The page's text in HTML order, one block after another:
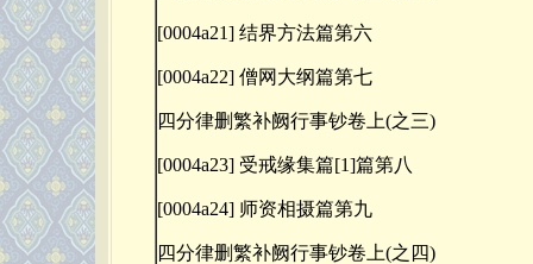
[0004a21] 结界方法篇第六
[0004a22] 僧网大纲篇第七
四分律删繁补阙行事钞卷上(之三)
[0004a23] 受戒缘集篇[1]篇第八
[0004a24] 师资相摄篇第九
四分律删繁补阙行事钞卷上(之四)